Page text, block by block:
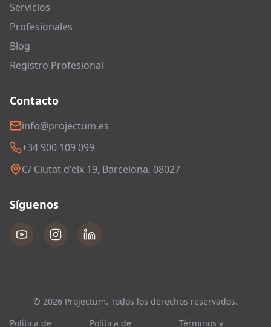
Servicios
Profesionales
Blog
Registro Profesional
Contacto
info@projectum.es
+34 900 109 099
C/ Ciutat d'elx 19, Barcelona, 08027
Síguenos
© 2026 Projectum. Todos los derechos reservados.
Política de
Política de Términos y